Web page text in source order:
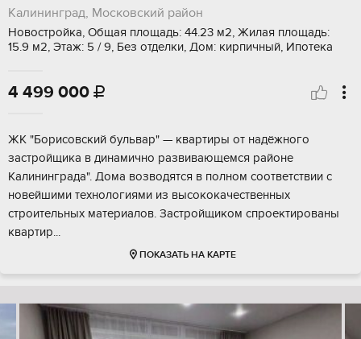
Калининград, Московский район
Новостройка, Общая площадь: 44.23 м2, Жилая площадь:
15.9 м2, Этаж: 5 / 9, Без отделки, Дом: кирпичный, Ипотека
4 499 000 
ЖК "Борисовский бульвар" — квартиры от надёжного
застройщика в динамично развивающемся районе
Калининграда". Дома возводятся в полном соответствии с
новейшими технологиями из высококачественных
строительных материалов. Застройщиком спроектированы
квартир...
ПОКАЗАТЬ НА КАРТЕ